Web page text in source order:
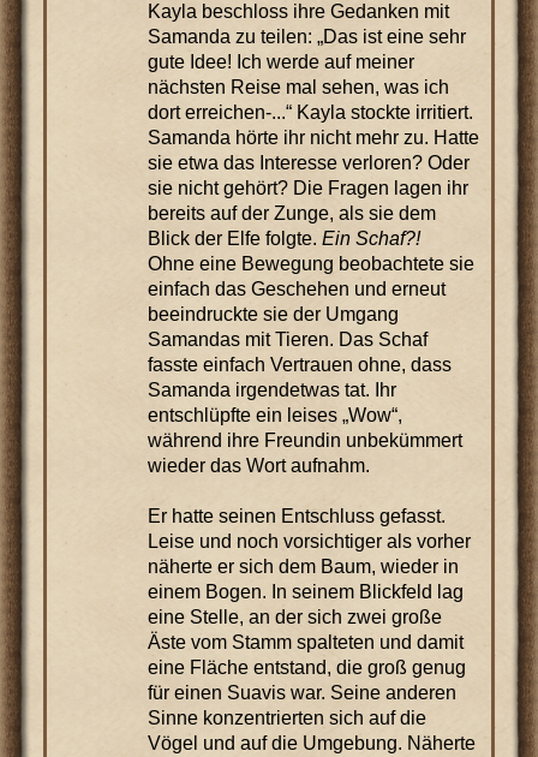
Kayla beschloss ihre Gedanken mit
Samanda zu teilen: „Das ist eine sehr
gute Idee! Ich werde auf meiner
nächsten Reise mal sehen, was ich
dort erreichen-...“ Kayla stockte irritiert.
Samanda hörte ihr nicht mehr zu. Hatte
sie etwa das Interesse verloren? Oder
sie nicht gehört? Die Fragen lagen ihr
bereits auf der Zunge, als sie dem
Blick der Elfe folgte. Ein Schaf?!
Ohne eine Bewegung beobachtete sie
einfach das Geschehen und erneut
beeindruckte sie der Umgang
Samandas mit Tieren. Das Schaf
fasste einfach Vertrauen ohne, dass
Samanda irgendetwas tat. Ihr
entschlüpfte ein leises „Wow“,
während ihre Freundin unbekümmert
wieder das Wort aufnahm.
Er hatte seinen Entschluss gefasst.
Leise und noch vorsichtiger als vorher
näherte er sich dem Baum, wieder in
einem Bogen. In seinem Blickfeld lag
eine Stelle, an der sich zwei große
Äste vom Stamm spalteten und damit
eine Fläche entstand, die groß genug
für einen Suavis war. Seine anderen
Sinne konzentrierten sich auf die
Vögel und auf die Umgebung. Näherte